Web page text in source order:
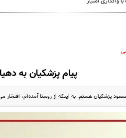
پیام پزشکیان به
پزشکیان هستم. به اینکه از روستا آمده‌ام، افتخار